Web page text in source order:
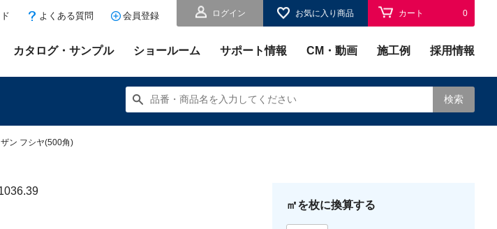
ログイン お気に入り商品 カート 0
よくある質問 会員登録
カタログ・サンプル ショールーム サポート情報 CM・動画 施工例 採用情報
検索
押すと登録した商品がここに表示されます。
ン フシヤ(500角)
㎡を枚に換算する